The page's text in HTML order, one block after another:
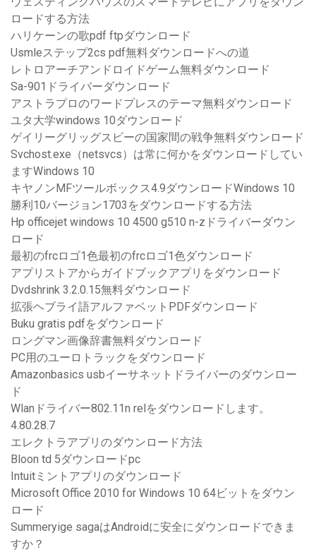
ロードする方法
ハリケーンの歌pdf ftpダウンロード
Usmleステップ2cs pdf無料ダウンロードへの道
レトロアーチアンドロイドゲーム無料ダウンロード
Sa-901ドライバーダウンロード
アストラプロのワードプレスのテーマ無料ダウンロード
ユタ大学windows 10ダウンロード
ゲイリーグリッグスビーの国家間の戦争無料ダウンロード
Svchost.exe（netsvcs）は常に何かをダウンロードしてい
ますWindows 10
キヤノンMFツールボックス4.9ダウンロードWindows 10
勝利10バージョン1703をダウンロードする方法
Hp officejet windows 10 4500 g510 n-zドライバーダウン
ロード
最初のfrcロゴ1色最初のfrcロゴ1色ダウンロード
アプリストアからガイドブックアプリをダウンロード
Dvdshrink 3.2.0.15無料ダウンロード
拡張ヘブライ語アルファベットPDFダウンロード
Buku gratis pdfをダウンロード
ロングマン画像辞書無料ダウンロード
PC用のユーロトラックをダウンロード
Amazonbasics usbイーサネットドライバーのダウンロー
ド
Wlanドライバー802.11n relをダウンロードします。
4.80.28.7
エレクトラアプリのダウンロード方法
Bloon td 5ダウンロードpc
Intuitミントアプリのダウンロード
Microsoft Office 2010 for Windows 10 64ビットをダウン
ロード
Summeryige sagaはAndroidに安全にダウンロードできま
すか？